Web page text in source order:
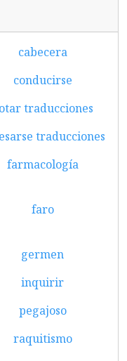
cabecera
conducirse
traducciones
traducciones
farmacología
faro
germen
inquirir
pegajoso
raquitismo